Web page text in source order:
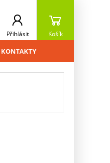
Přihlásit Košík
KONTAKTY